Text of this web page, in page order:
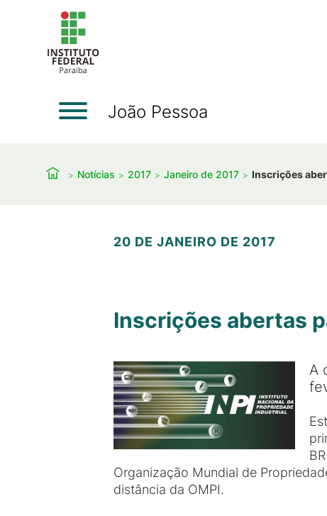
João Pessoa
Notícias 2017 Janeiro de 2017 Inscrições
20 DE JANEIRO DE 2017
Inscrições abertas
A
Organização Mundial de
distância da OMPI.